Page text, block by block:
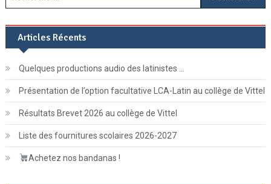
Articles Récents
Quelques productions audio des latinistes …
Présentation de l’option facultative LCA-Latin au collège de Vittel
Résultats Brevet 2026 au collège de Vittel
Liste des fournitures scolaires 2026-2027
Achetez nos bandanas !